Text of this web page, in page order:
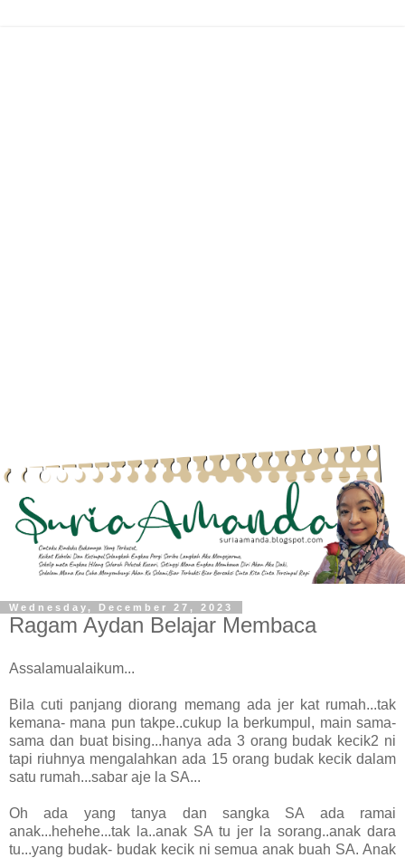
Wednesday, December 27, 2023
Ragam Aydan Belajar Membaca
Assalamualaikum...
Bila cuti panjang diorang memang ada jer kat rumah...tak
kemana- mana pun takpe..cukup la berkumpul, main sama-
sama dan buat bising...hanya ada 3 orang budak kecik2 ni
tapi riuhnya mengalahkan ada 15 orang budak kecik dalam
satu rumah...sabar aje la SA...
Oh ada yang tanya dan sangka SA ada ramai
anak...hehehe...tak la..anak SA tu jer la sorang..anak dara
tu...yang budak- budak kecik ni semua anak buah SA. Anak